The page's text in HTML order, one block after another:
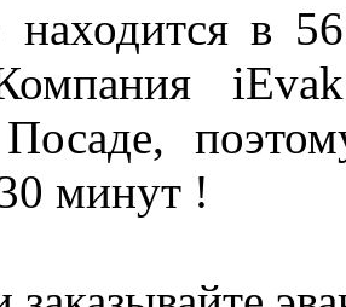
находится в
минут !